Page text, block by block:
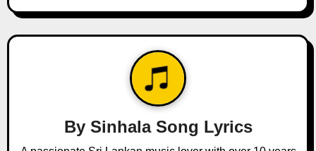
n
g
By Sinhala Song Lyrics